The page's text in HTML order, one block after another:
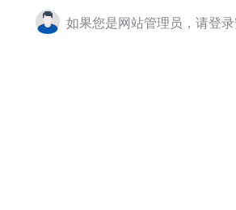
如果您是网站管理员，请登